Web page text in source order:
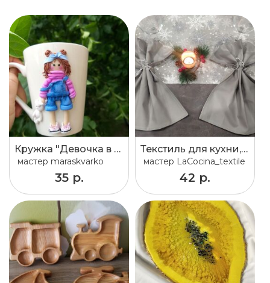
Кружка "Девочка в комбинезоне"
мастер maraskvarko
35 р.
Текстиль для кухни,дорожка на стол, салфетки
мастер LaCocina_textile
42 р.